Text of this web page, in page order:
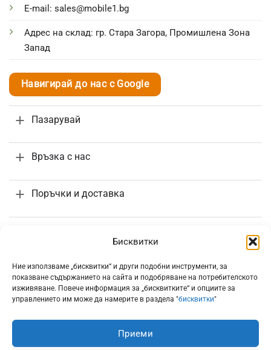
Бисквитки
Ние използваме „бисквитки“ и други подобни инструменти, за
показване съдържанието на сайта и подобряване на потребителското
изживяване. Повече информация за „бисквитките“ и опциите за
управлението им може да намерите в раздела "бисквитки"
Приеми
E-mail: sales@mobile1.bg
Адрес на склад: гр. Стара Загора, Промишлена Зона
Запад
Навигирай до нас с Google
Пазарувай
Връзка с нас
Поръчки и доставка